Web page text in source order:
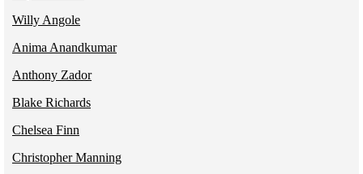
Willy Angole
Anima Anandkumar
Anthony Zador
Blake Richards
Chelsea Finn
Christopher Manning